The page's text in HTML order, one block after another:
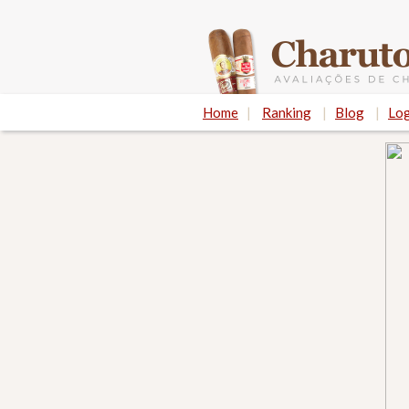
Home | Ranking | Blog |